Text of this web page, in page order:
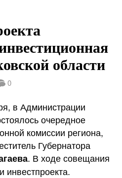
области
0
в Администрации
очередное
комиссии региона,
Губернатора
. В ходе совещания
инвестпроекта.